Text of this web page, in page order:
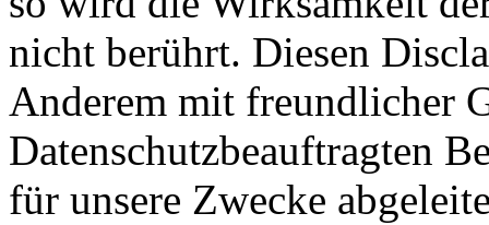
nicht berührt. Diesen
Anderem mit freundlicher
Datenschutzbeauftragten
für unsere Zwecke